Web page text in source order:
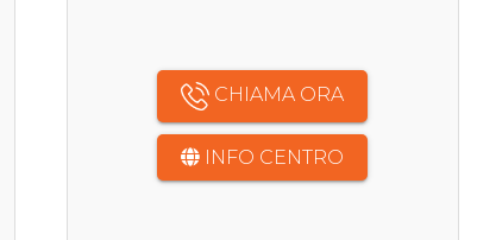
CHIAMA ORA
INFO CENTRO